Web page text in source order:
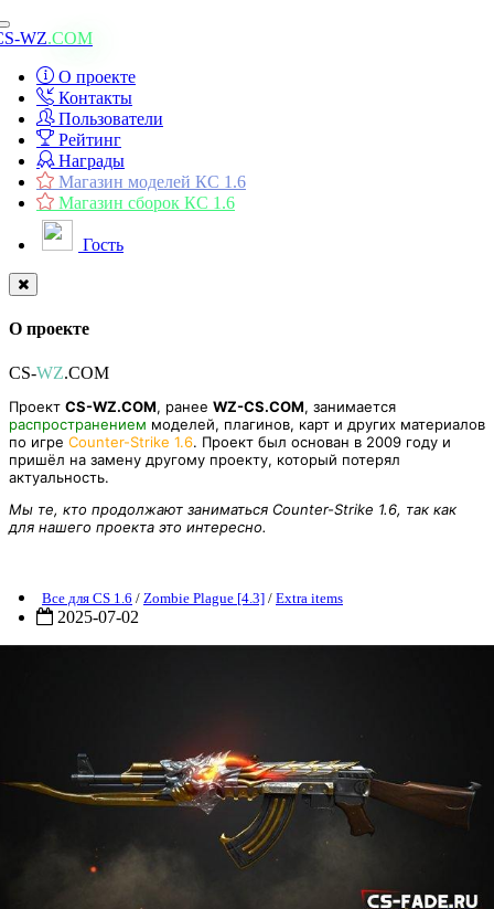
Toggle
navigation
WZ.COM
О проекте
Контакты
Пользователи
Рейтинг
Награды
Магазин моделей КС 1.6
Магазин сборок КС 1.6
Гость
О проекте
CS-WZ.COM
Проект CS-WZ.COM, ранее WZ-CS.COM, занимается
распространением моделей, плагинов, карт и других материалов
по игре Counter-Strike 1.6. Проект был основан в 2009 году и
пришёл на замену другому проекту, который потерял
актуальность.
Мы те, кто продолжают заниматься Counter-Strike 1.6, так как
для нашего проекта это интересно.
Все для CS 1.6 / Zombie Plague [4.3] / Extra items
2025-07-02